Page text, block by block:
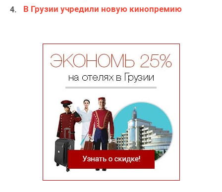
В Грузии учредили новую кинопремию